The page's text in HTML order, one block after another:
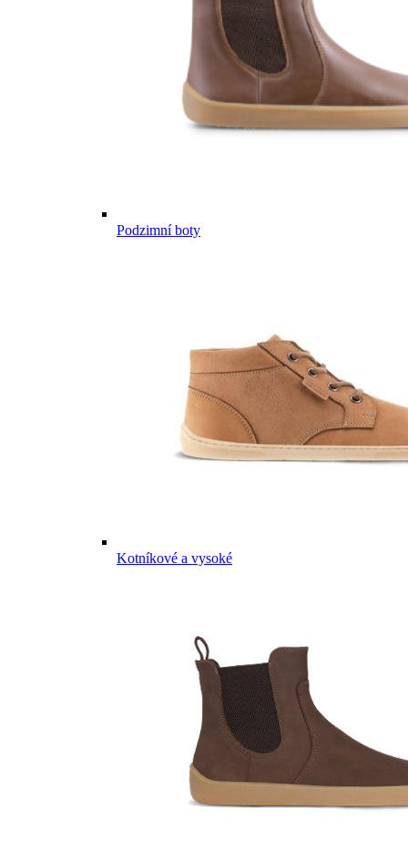
Podzimní boty
Kotníkové a vysoké